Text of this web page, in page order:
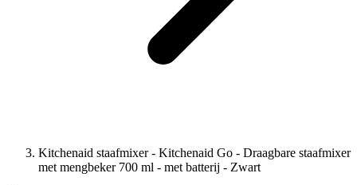
Kitchenaid staafmixer - Kitchenaid Go - Draagbare staafmixer
met mengbeker 700 ml - met batterij - Zwart